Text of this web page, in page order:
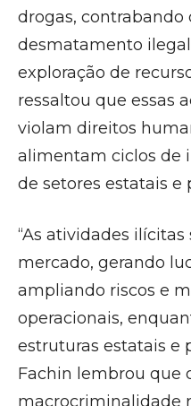
drogas, contrabando
desmatamento
exploração de
ressaltou que essas
violam direitos
alimentam ciclos de
de setores estatais e
“As atividades
mercado, gerando
ampliando riscos e
operacionais,
estruturas estatais e
Fachin lembrou que
macrocriminalidade